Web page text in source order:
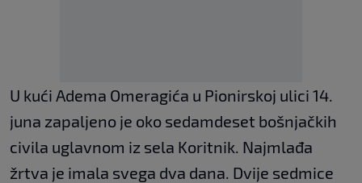
U kući Adema Omeragića u Pionirskoj ulici 14.
juna zapaljeno je oko sedamdeset bošnjačkih
civila uglavnom iz sela Koritnik. Najmlađa
žrtva je imala svega dva dana. Dvije sedmice